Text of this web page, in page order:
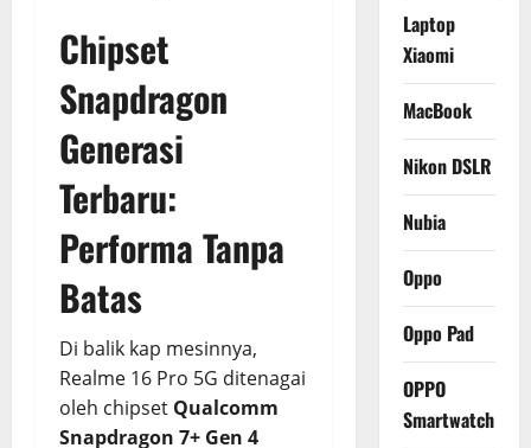
Chipset
Snapdragon
Generasi
Terbaru:
Performa Tanpa
Batas
Di balik kap mesinnya,
Realme 16 Pro 5G ditenagai
oleh chipset Qualcomm
Snapdragon 7+ Gen 4
Laptop
Xiaomi
MacBook
Nikon DSLR
Nubia
Oppo
Oppo Pad
OPPO
Smartwatch